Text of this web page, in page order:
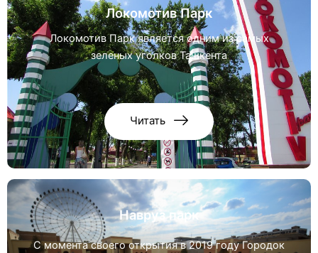
Локомотив Парк
Локомотив Парк является одним из самых
зеленых уголков Ташкента
Читать
Навруз парк
С момента своего открытия в 2019 году Городок